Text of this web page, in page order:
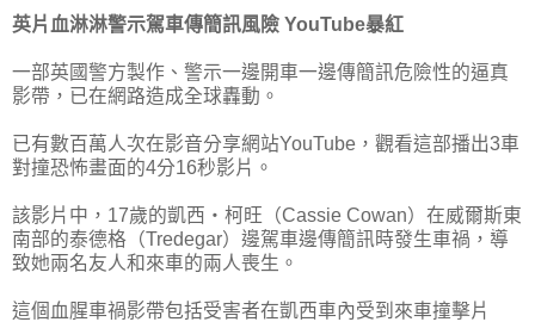
英片血淋淋警示駕車傳簡訊風險 YouTube暴紅
一部英國警方製作、警示一邊開車一邊傳簡訊危險性的逼真
影帶，已在網路造成全球轟動。
已有數百萬人次在影音分享網站YouTube，觀看這部播出3車
對撞恐怖畫面的4分16秒影片。
該影片中，17歲的凱西‧柯旺（Cassie Cowan）在威爾斯東
南部的泰德格（Tredegar）邊駕車邊傳簡訊時發生車禍，導
致她兩名友人和來車的兩人喪生。
這個血腥車禍影帶包括受害者在凱西車內受到來車撞擊片